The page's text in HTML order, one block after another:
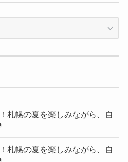
札幌の夏を楽しみながら、自
札幌の夏を楽しみながら、自